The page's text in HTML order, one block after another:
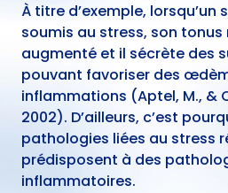
À titre d’exemple, lorsqu’un
soumis au stress, son
augmenté et il sécrète des
pouvant favoriser des
inflammations (Aptel, M., &
2002). D’ailleurs, c’est
pathologies liées au stress
prédisposent à des
inflammatoires.